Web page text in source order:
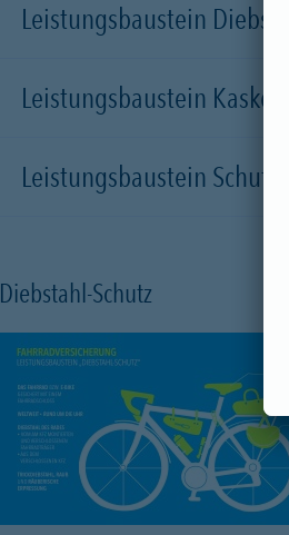
Leistungsbaustein
Leistungsbaustein Kasko-
Leistungsbaustein
Diebstahl-Schutz